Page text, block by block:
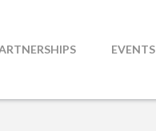
EVENTS